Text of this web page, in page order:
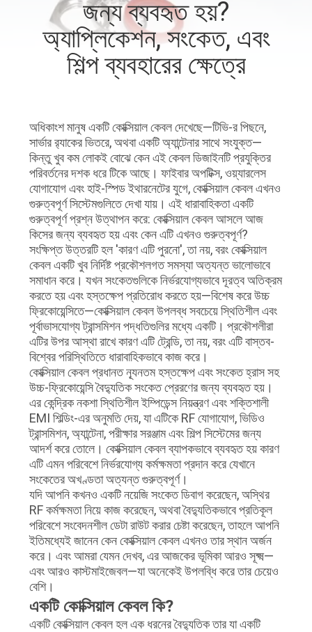
সাথে
যোগাযোগ
মামলা
একটি
উদ্ধৃতি
অনুরোধ
করুন
SITEMAP
গোপনীয়তা
জন্য ব্যবহৃত হয়?
অ্যাপ্লিকেশন, সংকেত, এবং
শিল্প ব্যবহারের ক্ষেত্রে
অধিকাংশ মানুষ একটি কোক্সিয়াল কেবল দেখেছে—টিভি-র পিছনে,
সার্ভার র‍্যাকের ভিতরে, অথবা একটি অ্যান্টেনার সাথে সংযুক্ত—
কিন্তু খুব কম লোকই বোঝে কেন এই কেবল ডিজাইনটি প্রযুক্তির
পরিবর্তনের দশক ধরে টিকে আছে। ফাইবার অপটিক্স, ওয়্যারলেস
যোগাযোগ এবং হাই-স্পিড ইথারনেটের যুগে, কোক্সিয়াল কেবল এখনও
গুরুত্বপূর্ণ সিস্টেমগুলিতে দেখা যায়। এই ধারাবাহিকতা একটি
গুরুত্বপূর্ণ প্রশ্ন উত্থাপন করে: কোক্সিয়াল কেবল আসলে আজ
কিসের জন্য ব্যবহৃত হয় এবং কেন এটি এখনও গুরুত্বপূর্ণ?
সংক্ষিপ্ত উত্তরটি হল 'কারণ এটি পুরনো', তা নয়, বরং কোক্সিয়াল
কেবল একটি খুব নির্দিষ্ট প্রকৌশলগত সমস্যা অত্যন্ত ভালোভাবে
সমাধান করে। যখন সংকেতগুলিকে নির্ভরযোগ্যভাবে দূরত্ব অতিক্রম
করতে হয় এবং হস্তক্ষেপ প্রতিরোধ করতে হয়—বিশেষ করে উচ্চ
ফ্রিকোয়েন্সিতে—কোক্সিয়াল কেবল উপলব্ধ সবচেয়ে স্থিতিশীল এবং
পূর্বাভাসযোগ্য ট্রান্সমিশন পদ্ধতিগুলির মধ্যে একটি। প্রকৌশলীরা
এটির উপর আস্থা রাখে কারণ এটি ট্রেন্ডি, তা নয়, বরং এটি বাস্তব-
বিশ্বের পরিস্থিতিতে ধারাবাহিকভাবে কাজ করে।
কোক্সিয়াল কেবল প্রধানত ন্যূনতম হস্তক্ষেপ এবং সংকেত হ্রাস সহ
উচ্চ-ফ্রিকোয়েন্সি বৈদ্যুতিক সংকেত প্রেরণের জন্য ব্যবহৃত হয়।
এর কেন্দ্রিক নকশা স্থিতিশীল ইম্পিডেন্স নিয়ন্ত্রণ এবং শক্তিশালী
EMI শিল্ডিং-এর অনুমতি দেয়, যা এটিকে RF যোগাযোগ, ভিডিও
ট্রান্সমিশন, অ্যান্টেনা, পরীক্ষার সরঞ্জাম এবং শিল্প সিস্টেমের জন্য
আদর্শ করে তোলে। কোক্সিয়াল কেবল ব্যাপকভাবে ব্যবহৃত হয় কারণ
এটি এমন পরিবেশে নির্ভরযোগ্য কর্মক্ষমতা প্রদান করে যেখানে
সংকেতের অখণ্ডতা অত্যন্ত গুরুত্বপূর্ণ।
যদি আপনি কখনও একটি নয়েজি সংকেত ডিবাগ করেছেন, অস্থির
RF কর্মক্ষমতা নিয়ে কাজ করেছেন, অথবা বৈদ্যুতিকভাবে প্রতিকূল
পরিবেশে সংবেদনশীল ডেটা রাউট করার চেষ্টা করেছেন, তাহলে আপনি
ইতিমধ্যেই জানেন কেন কোক্সিয়াল কেবল এখনও তার স্থান অর্জন
করে। এবং আমরা যেমন দেখব, এর আজকের ভূমিকা আরও সূক্ষ্ম—
এবং আরও কাস্টমাইজেবল—যা অনেকেই উপলব্ধি করে তার চেয়েও
বেশি।
একটি কোক্সিয়াল কেবল কি?
একটি কোক্সিয়াল কেবল হল এক ধরনের বৈদ্যুতিক তার যা একটি